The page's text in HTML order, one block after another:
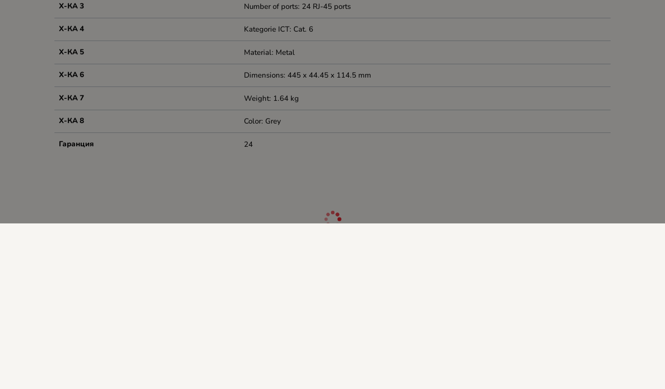
Х-КА 3 Number of ports: 24 RJ-45 ports
Х-КА 4 Kategorie ICT: Cat. 6
Х-КА 5 Material: Metal
Х-КА 6 Dimensions: 445 x 44.45 x 114.5 mm
Х-КА 7 Weight: 1.64 kg
Х-КА 8 Color: Grey
Гаранция 24